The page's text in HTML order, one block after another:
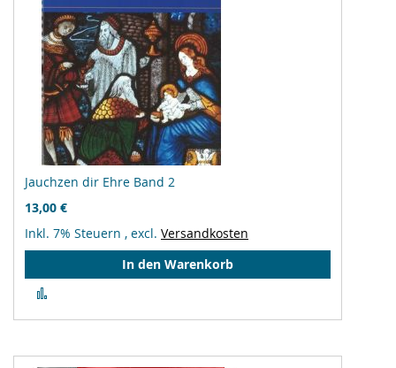
Jauchzen dir Ehre Band 2
13,00 €
Inkl. 7% Steuern , excl. Versandkosten
In den Warenkorb
hinzufügen